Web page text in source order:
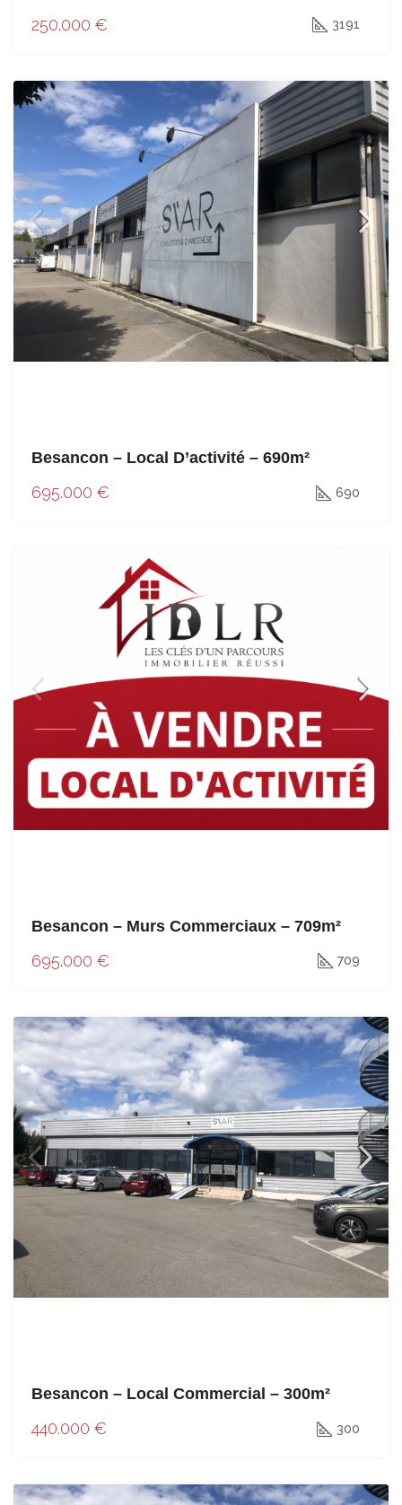
250.000 € 3191
Besancon – Local D’activité – 690m²
695.000 € 690
Besancon – Murs Commerciaux – 709m²
695.000 € 709
Besancon – Local Commercial – 300m²
440.000 € 300